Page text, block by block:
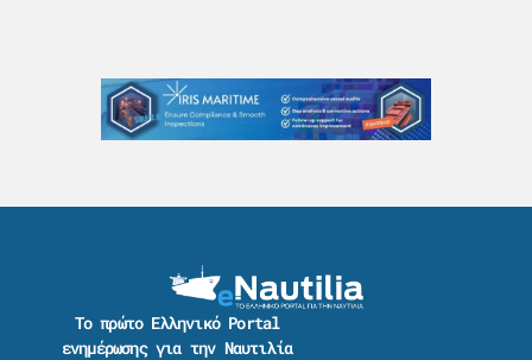
Το πρώτο Ελληνικό Portal
ενημέρωσης για την Ναυτιλία